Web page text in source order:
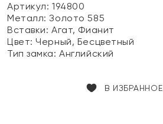
Артикул: 194800
Металл:Золото 585
Вставки:Агат, Фианит
Цвет:Черный, Бесцветный
Тип замка:Английский
В ИЗБРАННОЕ